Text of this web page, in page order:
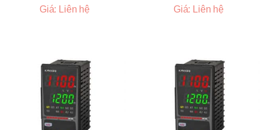
Giá: Liên hệ
Giá: Liên hệ